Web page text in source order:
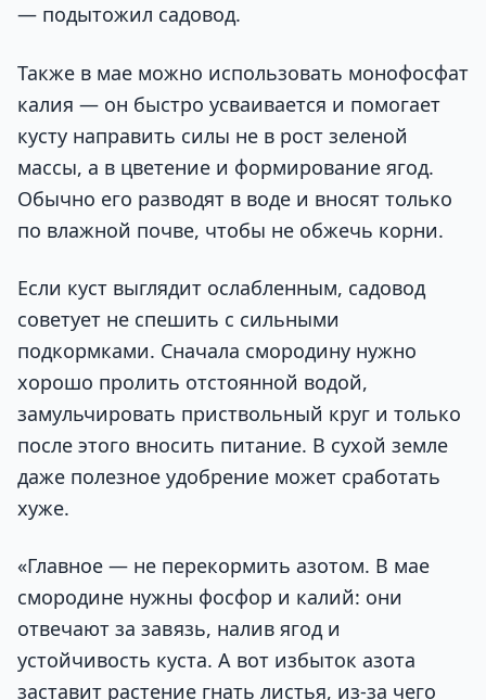
— подытожил садовод.
Также в мае можно использовать монофосфат
калия — он быстро усваивается и помогает
кусту направить силы не в рост зеленой
массы, а в цветение и формирование ягод.
Обычно его разводят в воде и вносят только
по влажной почве, чтобы не обжечь корни.
Если куст выглядит ослабленным, садовод
советует не спешить с сильными
подкормками. Сначала смородину нужно
хорошо пролить отстоянной водой,
замульчировать приствольный круг и только
после этого вносить питание. В сухой земле
даже полезное удобрение может сработать
хуже.
«Главное — не перекормить азотом. В мае
смородине нужны фосфор и калий: они
отвечают за завязь, налив ягод и
устойчивость куста. А вот избыток азота
заставит растение гнать листья, из-за чего